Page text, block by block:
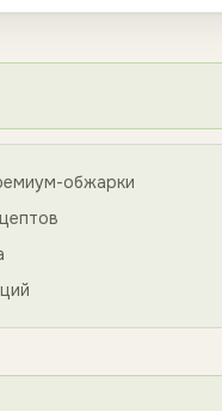
обжарки